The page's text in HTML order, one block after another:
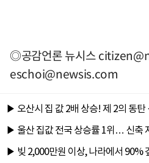
◎공감언론 뉴시스
eschoi@newsis.com